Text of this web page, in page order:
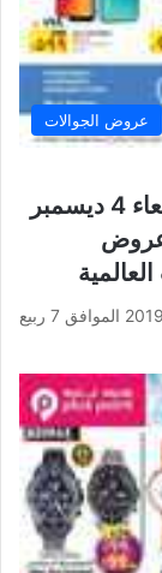
عروض الجوالات
عروض لولو الدمام جوالات اليوم الاربعاء 4 ديسمبر
ربيع الاخر 1441 – عروض
عروض لولو الدمام جوالات اليوم الاربعاء 4 ديسمبر 2019 الموافق 7 ربيع